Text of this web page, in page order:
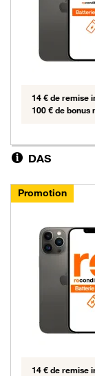
14 € de remise
100 € de bonus
DAS
Promotion
14 € de remise